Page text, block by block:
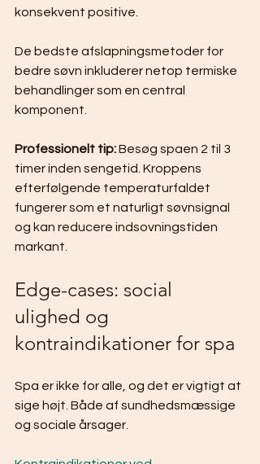
konsekvent positive.
De bedste afslapningsmetoder for
bedre søvn inkluderer netop termiske
behandlinger som en central
komponent.
Professionelt tip: Besøg spaen 2 til 3
timer inden sengetid. Kroppens
efterfølgende temperaturfaldet
fungerer som et naturligt søvnsignal
og kan reducere indsovningstiden
markant.
Edge-cases: social
ulighed og
kontraindikationer for spa
Spa er ikke for alle, og det er vigtigt at
sige højt. Både af sundhedsmæssige
og sociale årsager.